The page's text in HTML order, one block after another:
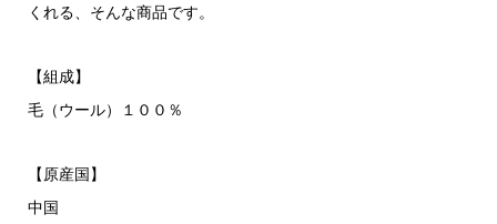
くれる、そんな商品です。
【組成】
毛（ウール）１００％
【原産国】
中国